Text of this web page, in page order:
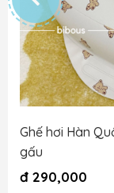
Ghế hơi Hàn
gấu
đ 290,000